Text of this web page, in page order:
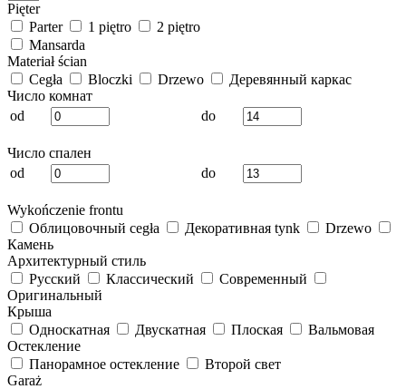
Pięter
Parter
1 piętro
2 piętro
Mansarda
Materiał ścian
Cegła
Bloczki Drzewo
Деревянный каркас
Число комнат
od
do
Число спален
od
do
Wykończenie frontu
Облицовочный cegła
Декоративная tynk
Drzewo
Камень
Архитектурный стиль
Русский
Классический
Современный
Оригинальный
Крыша
Односкатная
Двускатная Плоская
Вальмовая
Остекление
Панорамное остекление
Второй свет
Garaż